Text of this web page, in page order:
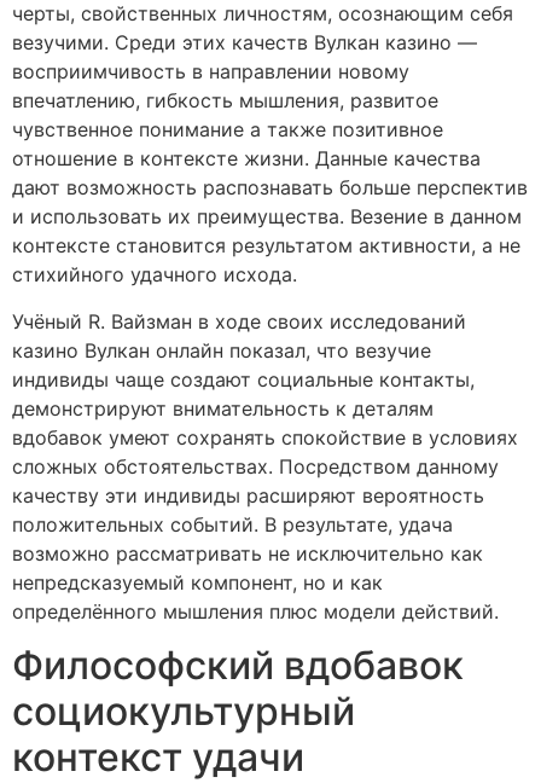
черты, свойственных личностям, осознающим себя
везучими. Среди этих качеств Вулкан казино —
восприимчивость в направлении новому
впечатлению, гибкость мышления, развитое
чувственное понимание а также позитивное
отношение в контексте жизни. Данные качества
дают возможность распознавать больше перспектив
и использовать их преимущества. Везение в данном
контексте становится результатом активности, а не
стихийного удачного исхода.
Учёный R. Вайзман в ходе своих исследований
казино Вулкан онлайн показал, что везучие
индивиды чаще создают социальные контакты,
демонстрируют внимательность к деталям
вдобавок умеют сохранять спокойствие в условиях
сложных обстоятельствах. Посредством данному
качеству эти индивиды расширяют вероятность
положительных событий. В результате, удача
возможно рассматривать не исключительно как
непредсказуемый компонент, но и как
определённого мышления плюс модели действий.
Философский вдобавок
социокультурный
контекст удачи